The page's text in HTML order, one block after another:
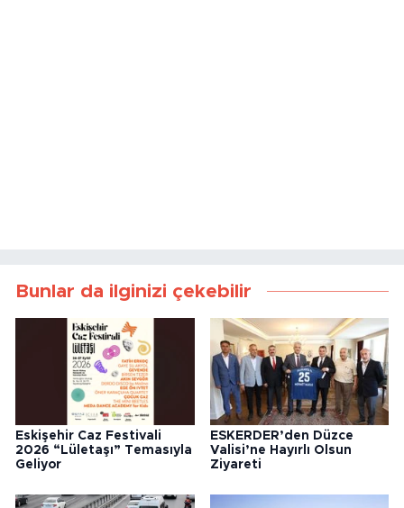
Bunlar da ilginizi çekebilir
Eskişehir Caz Festivali
2026 “Lületaşı” Temasıyla
Geliyor
ESKERDER’den Düzce
Valisi’ne Hayırlı Olsun
Ziyareti